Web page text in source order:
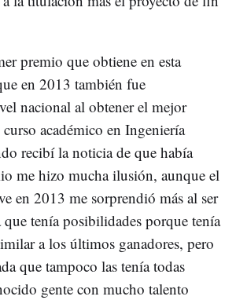
premio que obtiene en esta
en 2013 también fue
nacional al obtener el mejor
académico en Ingeniería
recibí la noticia de que había
me hizo mucha ilusión, aunque el
en 2013 me sorprendió más al ser
tenía posibilidades porque tenía
a los últimos ganadores, pero
que tampoco las tenía todas
gente con mucho talento